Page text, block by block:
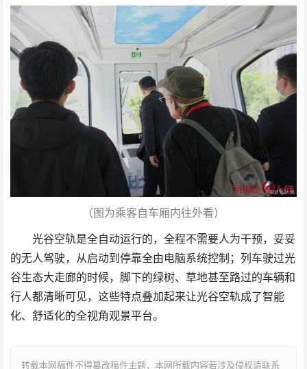
（图为乘客自车厢内往外看）
光谷空轨是全自动运行的，全程不需要人为干预，妥妥
的无人驾驶，从启动到停靠全由电脑系统控制；列车驶过光
谷生态大走廊的时候，脚下的绿树、草地甚至路过的车辆和
行人都清晰可见，这些特点叠加起来让光谷空轨成了智能
化、舒适化的全视角观景平台。
转载本网稿件不得篡改稿件主题，本网所载内容若涉及侵权请联系